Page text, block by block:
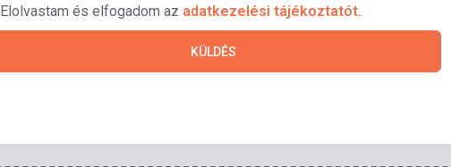
Elolvastam és elfogadom az adatkezelési tájékoztatót.
KÜLDÉS